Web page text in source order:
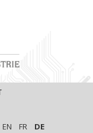
EN FR DE